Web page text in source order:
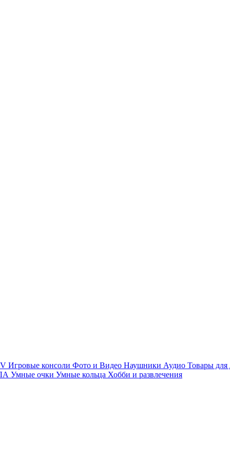
Игровые консоли Фото и Видео Наушники Аудио Товары для
Умные очки Умные кольца Хобби и развлечения